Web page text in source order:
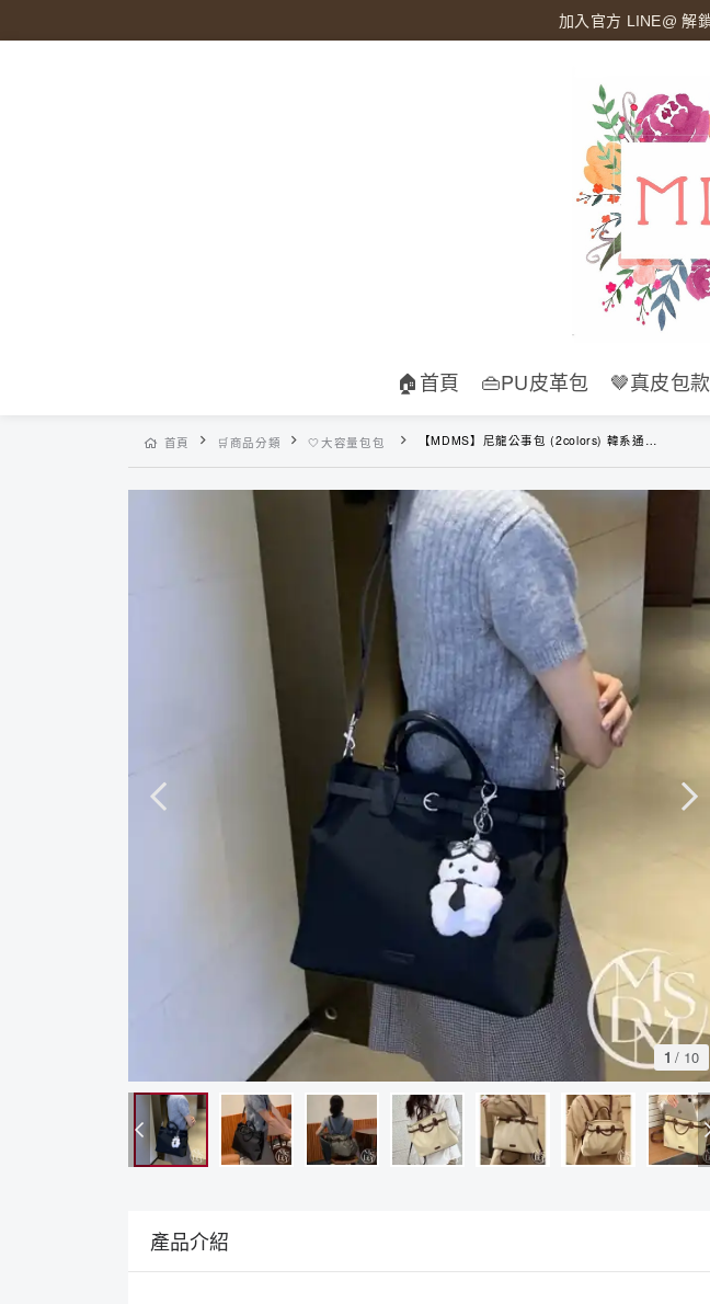
全館滿 $599免運
🏠首頁 👜PU皮革包 🤎真皮包款
首頁 🛒商品分類 🤍大容量包包 【MDMS】尼龍公事包 (2colors) 韓系通勤手提包 女生後背包 大容量商務斜背包 托特包 13吋電腦包 B262
1 / 10
產品介紹